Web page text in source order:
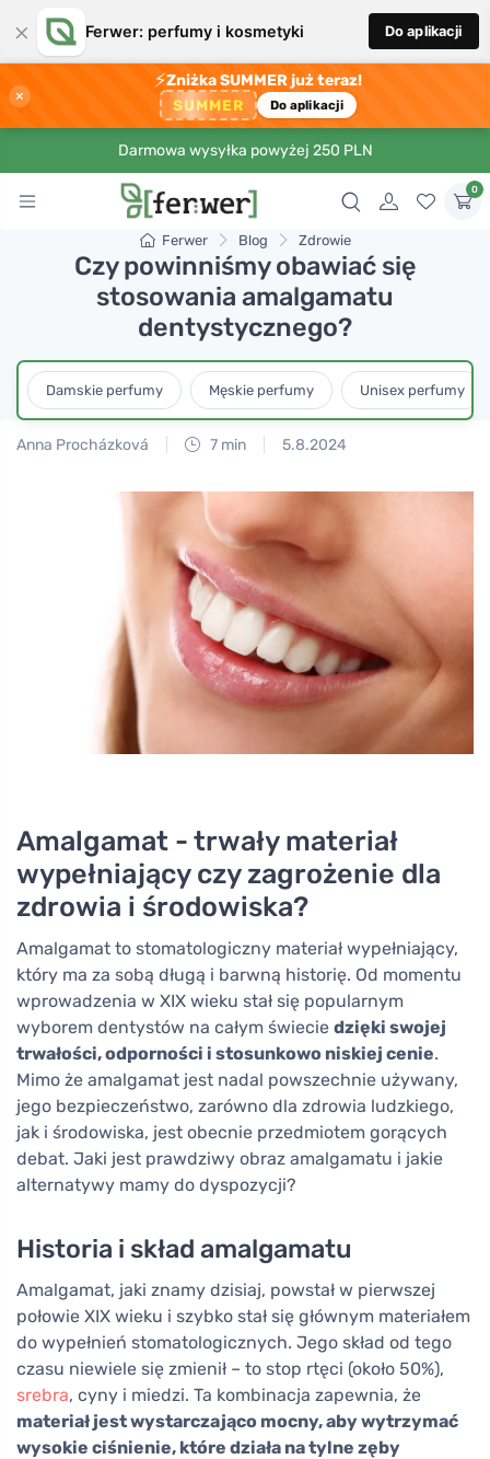
× Ferwer: perfumy i kosmetyki Do aplikacji
×
⚡Zniżka SUMMER już teraz!
SUMMER Do aplikacji
Darmowa wysyłka powyżej 250 PLN
0
Ferwer Blog Zdrowie
Czy powinniśmy obawiać się
stosowania amalgamatu
dentystycznego?
Damskie perfumy Męskie perfumy Unisex perfumy
Anna Procházková 7 min 5.8.2024
Amalgamat - trwały materiał
wypełniający czy zagrożenie dla
zdrowia i środowiska?
Amalgamat to stomatologiczny materiał wypełniający,
który ma za sobą długą i barwną historię. Od momentu
wprowadzenia w XIX wieku stał się popularnym
wyborem dentystów na całym świecie dzięki swojej
trwałości, odporności i stosunkowo niskiej cenie.
Mimo że amalgamat jest nadal powszechnie używany,
jego bezpieczeństwo, zarówno dla zdrowia ludzkiego,
jak i środowiska, jest obecnie przedmiotem gorących
debat. Jaki jest prawdziwy obraz amalgamatu i jakie
alternatywy mamy do dyspozycji?
Historia i skład amalgamatu
Amalgamat, jaki znamy dzisiaj, powstał w pierwszej
połowie XIX wieku i szybko stał się głównym materiałem
do wypełnień stomatologicznych. Jego skład od tego
czasu niewiele się zmienił – to stop rtęci (około 50%),
srebra, cyny i miedzi. Ta kombinacja zapewnia, że
materiał jest wystarczająco mocny, aby wytrzymać
wysokie ciśnienie, które działa na tylne zęby